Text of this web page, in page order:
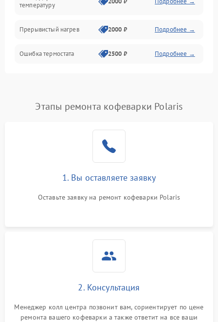
температуру
Прерывистый нагрев 2000 ₽ Подробнее →
Ошибка термостата 2500 ₽ Подробнее →
Этапы ремонта кофеварки Polaris
1. Вы оставляете заявку
Оставьте заявку на ремонт кофеварки Polaris
2. Консультация
Менеджер колл центра позвонит вам, сориентирует по цене
ремонта вашего кофеварки а также ответит на все ваши